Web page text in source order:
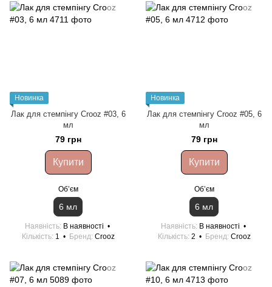
Новинка
Лак для стемпінгу Crooz #03, 6
мл
79 грн
Купити
Обʼєм
6 мл
Наявність
В наявності
Кількість 1 Бренд Crooz
Новинка
Лак для стемпінгу Crooz #05, 6
мл
79 грн
Купити
Обʼєм
6 мл
Наявність
В наявності
Кількість 2 Бренд Crooz